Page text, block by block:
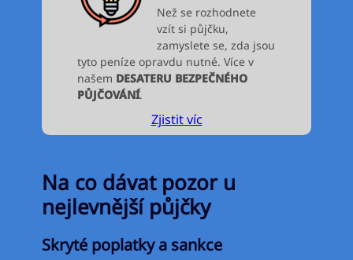
Než se rozhodnete
vzít si půjčku,
zamyslete se, zda jsou
tyto peníze opravdu nutné. Více v
našem DESATERU BEZPEČNÉHO
PŮJČOVÁNÍ.
Zjistit víc
Na co dávat pozor u
nejlevnější půjčky
Skryté poplatky a sankce